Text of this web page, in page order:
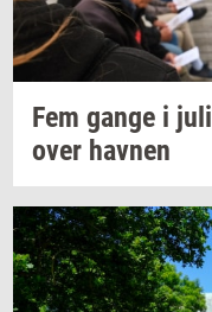
Fem gange i juli
over hav­nen